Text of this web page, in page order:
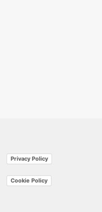
Privacy Policy
Cookie Policy